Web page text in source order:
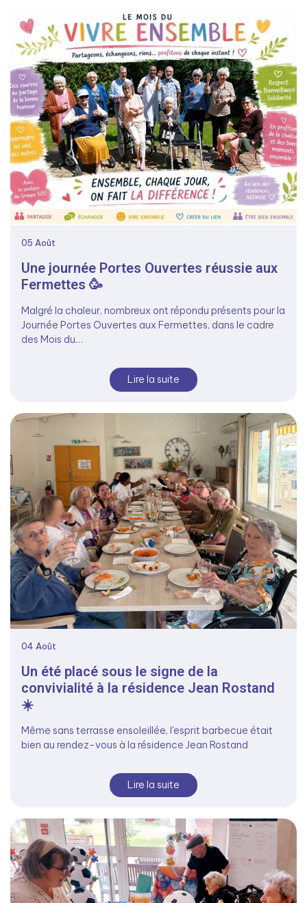
05 Août
Une journée Portes Ouvertes réussie aux
Fermettes 🥳
Malgré la chaleur, nombreux ont répondu présents pour la
Journée Portes Ouvertes aux Fermettes, dans le cadre
des Mois du…
Lire la suite
04 Août
Un été placé sous le signe de la
convivialité à la résidence Jean Rostand
☀️
Même sans terrasse ensoleillée, l’esprit barbecue était
bien au rendez-vous à la résidence Jean Rostand
Lire la suite